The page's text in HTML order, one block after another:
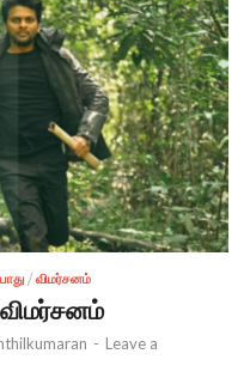
/ விமர்சனம்
- Leave a